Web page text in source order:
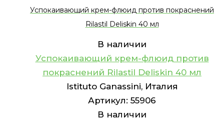
Успокаивающий крем-флюид против покраснений
Rilastil Deliskin 40 мл
В наличии
Успокаивающий крем-флюид против
покраснений Rilastil Deliskin 40 мл
Istituto Ganassini, Италия
Артикул: 55906
В наличии